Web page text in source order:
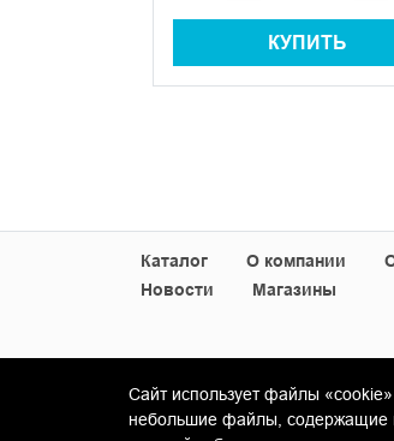
КУПИТЬ
Каталог О компании
Новости
Магазины
© Copyright 2013-2026
Сайт использует файлы
небольшие файлы, содержащие